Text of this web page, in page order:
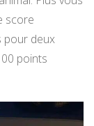
score
pour deux
points